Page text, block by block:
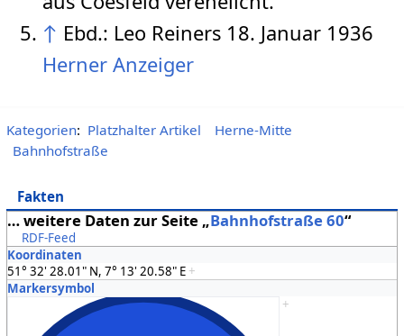
↑ Ebd.: Leo Reiners 18. Januar 1936
Herner Anzeiger
Kategorien: Platzhalter Artikel
Herne-Mitte
Bahnhofstraße
Fakten
… weitere Daten zur Seite „Bahnhofstraße 60“
RDF-Feed
Koordinaten
51° 32' 28.01" N, 7° 13' 20.58" E +
Markersymbol
+